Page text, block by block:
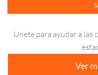
Unete para ayudar a las
Ver